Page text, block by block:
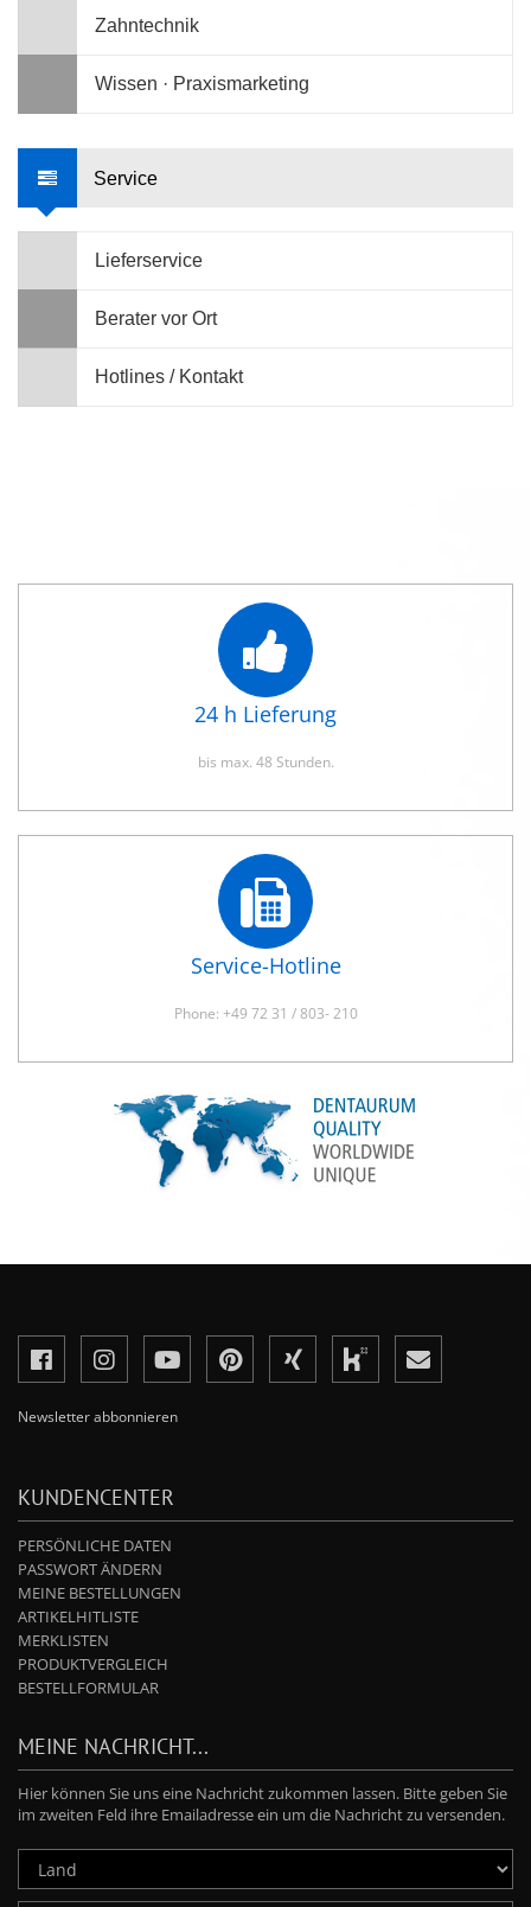
Zahntechnik
Wissen · Praxismarketing
Service
Lieferservice
Berater vor Ort
Hotlines / Kontakt
24 h Lieferung
bis max. 48 Stunden.
Service-Hotline
Phone: +49 72 31 / 803- 210
Newsletter abbonnieren
KUNDENCENTER
PERSÖNLICHE DATEN
PASSWORT ÄNDERN
MEINE BESTELLUNGEN
ARTIKELHITLISTE
MERKLISTEN
PRODUKTVERGLEICH
BESTELLFORMULAR
MEINE NACHRICHT...
Hier können Sie uns eine Nachricht zukommen lassen. Bitte geben Sie
im zweiten Feld ihre Emailadresse ein um die Nachricht zu versenden.